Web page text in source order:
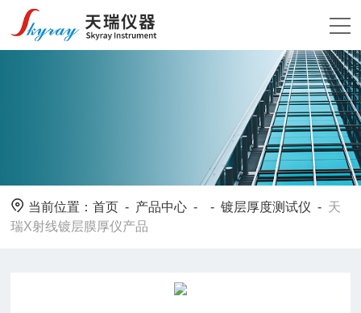
当前位置：首页 - 产品中心 - -镀层厚度测试仪 - 天
瑞X射线镀层膜厚仪产品